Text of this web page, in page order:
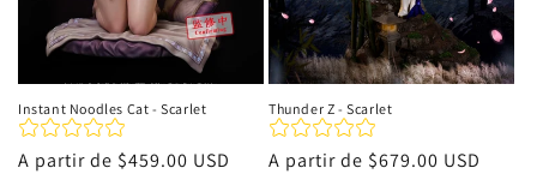
Instant Noodles Cat - Scarlet
Precio
A partir de $459.00 USD
Thunder Z - Scarlet
Precio
A partir de $679.00 USD